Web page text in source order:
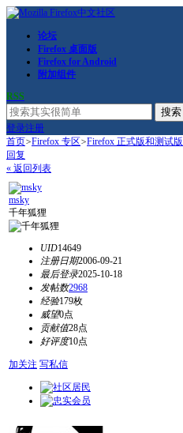
论坛
Firefox 桌面版
Firefox for Android
附加组件
RSS
搜索
登录注册
首页>Firefox 专区>Firefox 正式版和测试版
回复
« 返回列表
msky
千年狐狸
UID14649
注册日期2006-09-21
最后登录2025-10-18
发帖数2968
经验179枚
威望0点
贡献值28点
好评度10点
加关注 写私信